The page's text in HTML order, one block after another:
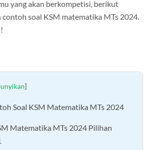
yang akan berkompetisi, berikut
soal KSM matematika MTs 2024.
]
Soal KSM Matematika MTs 2024
Matematika MTs 2024 Pilihan